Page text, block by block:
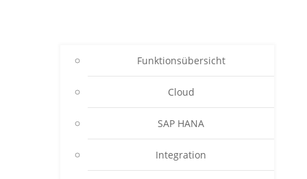
Funktionsübersicht
Cloud
SAP HANA
Integration